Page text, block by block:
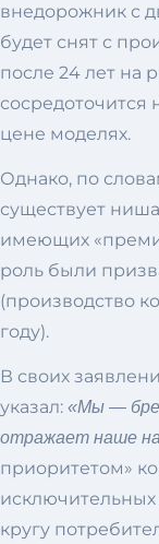
внедорожник с
будет снят с
после 24 лет на
сосредоточится
цене моделях.
Однако, по
существует
имеющих
роль были
(производство
году).
В своих
указал: «Мы —
отражает наше
приоритетом»
кругу